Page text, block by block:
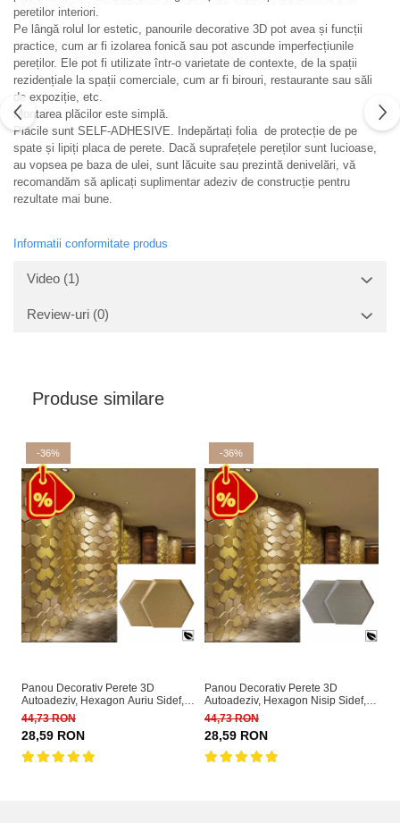
peretilor interiori.
Pe lângă rolul lor estetic, panourile decorative 3D pot avea și funcții
practice, cum ar fi izolarea fonică sau pot ascunde imperfecțiunile
pereților. Ele pot fi utilizate într-o varietate de contexte, de la spații
rezidențiale la spații comerciale, cum ar fi birouri, restaurante sau săli
de expoziție, etc.
Montarea plăcilor este simplă.
Plăcile sunt SELF-ADHESIVE. Indepărtați folia de protecție de pe
spate și lipiți placa de perete. Dacă suprafețele pereților sunt lucioase,
au vopsea pe baza de ulei, sunt lăcuite sau prezintă denivelări, vă
recomandăm să aplicați suplimentar adeziv de construcție pentru
rezultate mai bune.
Informatii conformitate produs
Video (1)
Review-uri (0)
Produse similare
-36%
Panou Decorativ Perete 3D
Autoadeziv, Hexagon Auriu Sidef,
Set 2 buc., Placi Decor Perete
44,73 RON
28,59 RON
-36%
Panou Decorativ Perete 3D
Autoadeziv, Hexagon Nisip Sidef,
Set 2 buc., Placi Decor Perete
44,73 RON
28,59 RON